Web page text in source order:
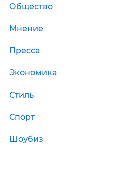
Общество
Мнение
Пресса
Экономика
Стиль
Спорт
Шоубиз